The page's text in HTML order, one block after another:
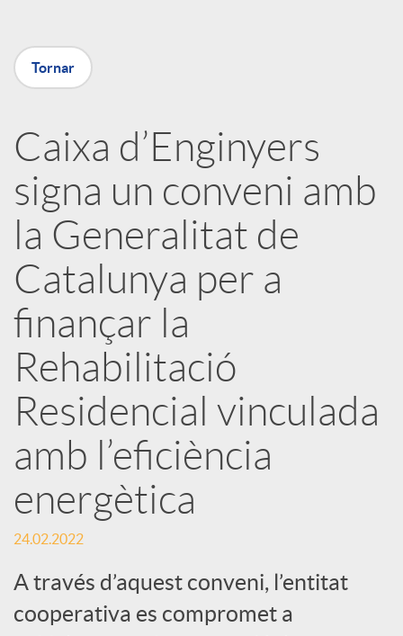
X
r
x
e
s
S
o
c
i
a
Tornar
Caixa d’Enginyers
signa un conveni amb
la Generalitat de
Catalunya per a
finançar la
Rehabilitació
Residencial vinculada
amb l’eficiència
energètica
24.02.2022
A través d’aquest conveni, l’entitat
cooperativa es compromet a